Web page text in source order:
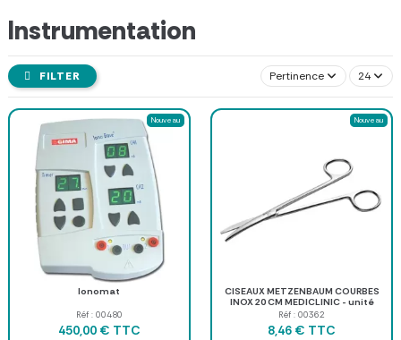
Instrumentation
FILTER Pertinence 24
Nouveau
Ionomat
Réf : 00480
450,00 € TTC
Nouveau
CISEAUX METZENBAUM COURBES
INOX 20 CM MEDICLINIC - unité
Réf : 00362
8,46 € TTC